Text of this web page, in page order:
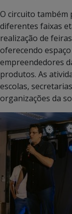
O circuito também
diferentes faixas
realização de
oferecendo
empreendedores
produtos. As
escolas,
organizações da